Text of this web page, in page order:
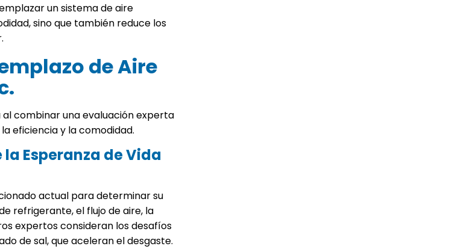
un sistema de aire
sino que también reduce los
de Aire
combinar una evaluación experta
eficiencia y la comodidad.
Esperanza de Vida
actual para determinar su
refrigerante, el flujo de aire, la
expertos consideran los desafíos
de sal, que aceleran el desgaste.